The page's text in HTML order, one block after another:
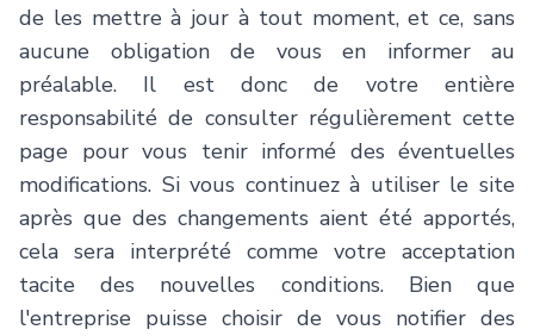
de les mettre à jour à tout moment, et ce, sans
aucune obligation de vous en informer au
préalable. Il est donc de votre entière
responsabilité de consulter régulièrement cette
page pour vous tenir informé des éventuelles
modifications. Si vous continuez à utiliser le site
après que des changements aient été apportés,
cela sera interprété comme votre acceptation
tacite des nouvelles conditions. Bien que
l'entreprise puisse choisir de vous notifier des